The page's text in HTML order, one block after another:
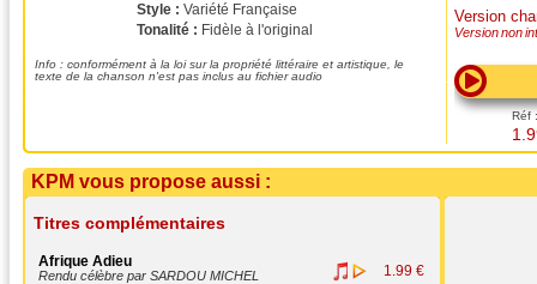
Style : Variété Française
Tonalité : Fidèle à l'original
Info : conformément à la loi sur la propriété littéraire et artistique, le
texte de la chanson n'est pas inclus au fichier audio
Version
Version non
Réf :
KPM vous propose aussi :
Titres complémentaires
Afrique Adieu
Rendu célèbre par SARDOU MICHEL
1.99 €